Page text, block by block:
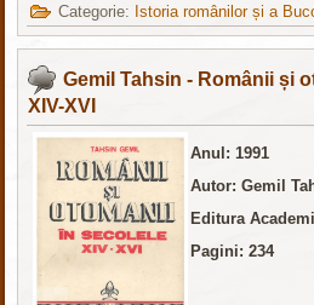
Categorie: Istoria românilor și a
Gemil Tahsin - Românii și
XIV-XVI
Anul: 1991
Autor: Gemil
Editura
Pagini: 234